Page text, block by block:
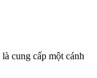
cung cấp một cánh